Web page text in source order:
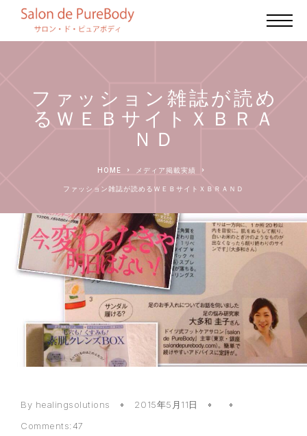
ファッション雑誌が読め
るＷＥＢサイトＸＢＲＡ
ＮＤ
HOME メディア掲載実績
ファッション雑誌が読めるＷＥＢサイトＸＢＲＡＮＤ
By healingsolutions
2015年5月11日
Comments:47